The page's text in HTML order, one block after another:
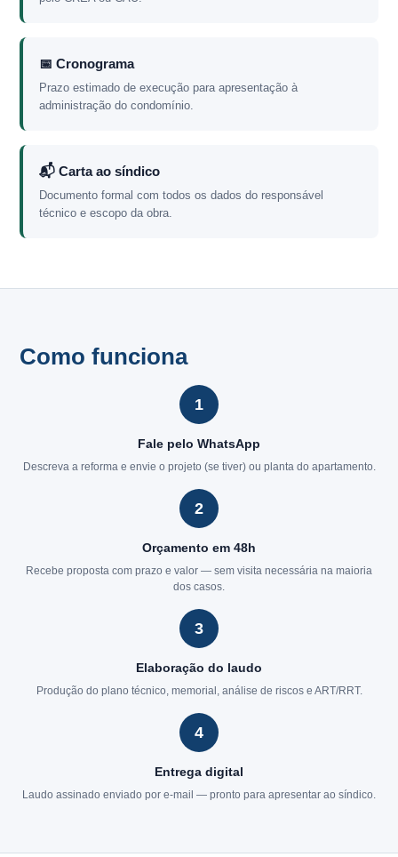
📅 Cronograma
Prazo estimado de execução para apresentação à
administração do condomínio.
📬 Carta ao síndico
Documento formal com todos os dados do responsável
técnico e escopo da obra.
Como funciona
1
Fale pelo WhatsApp
Descreva a reforma e envie o projeto (se tiver) ou planta do apartamento.
2
Orçamento em 48h
Recebe proposta com prazo e valor — sem visita necessária na maioria
dos casos.
3
Elaboração do laudo
Produção do plano técnico, memorial, análise de riscos e ART/RRT.
4
Entrega digital
Laudo assinado enviado por e-mail — pronto para apresentar ao síndico.